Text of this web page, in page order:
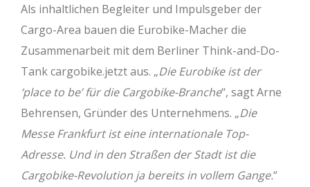
Als inhaltlichen Begleiter und Impulsgeber der
Cargo-Area bauen die Eurobike-Macher die
Zusammenarbeit mit dem Berliner Think-and-Do-
Tank cargobike.jetzt aus. „Die Eurobike ist der
‘place to be’ für die Cargobike-Branche“, sagt Arne
Behrensen, Gründer des Unternehmens. „Die
Messe Frankfurt ist eine internationale Top-
Adresse. Und in den Straßen der Stadt ist die
Cargobike-Revolution ja bereits in vollem Gange.“